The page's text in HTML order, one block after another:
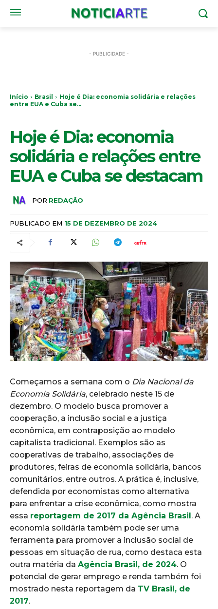
- PUBLICIDADE -
Início Brasil
Hoje é Dia: economia solidária e relações
entre EUA e Cuba se...
Hoje é Dia: economia
solidária e relações entre
EUA e Cuba se destacam
POR REDAÇÃO
PUBLICADO EM 15 DE DEZEMBRO DE 2024
Começamos a semana com o Dia Nacional da
Economia Solidária, celebrado neste 15 de
dezembro. O modelo busca promover a
cooperação, a inclusão social e a justiça
econômica, em contraposição ao modelo
capitalista tradicional. Exemplos são as
cooperativas de trabalho, associações de
produtores, feiras de economia solidária, bancos
comunitários, entre outros. A prática é, inclusive,
defendida por economistas como alternativa
para enfrentar a crise econômica, como mostra
essa reportagem de 2017 da Agência Brasil. A
economia solidária também pode ser uma
ferramenta para promover a inclusão social de
pessoas em situação de rua, como destaca esta
outra matéria da Agência Brasil, de 2024. O
potencial de gerar emprego e renda também foi
mostrado nesta reportagem da TV Brasil, de
2017.